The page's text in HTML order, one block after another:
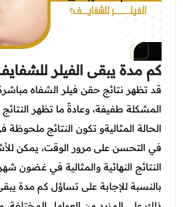
كم مدة يبقى الفيلر
قد تظهر نتائج حقن فيلر الشفاه
المشكلة طفيفة، وعادةً ما تظهر
الحالة المثاليةو تكون النتائج ملحوظة
في التحسن على مرور الوقت، يمكن
النتائج النهائية والمثالية في غضون
بالنسبة للإجابة على تساؤلكم مدة